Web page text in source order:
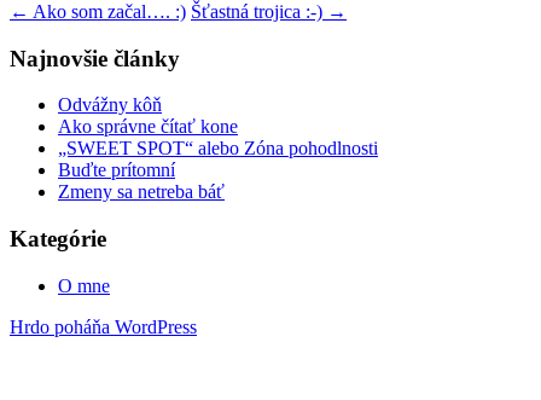
← Ako som začal…. :) Šťastná trojica :-) →
Najnovšie články
Odvážny kôň
Ako správne čítať kone
„SWEET SPOT“ alebo Zóna pohodlnosti
Buďte prítomní
Zmeny sa netreba báť
Kategórie
O mne
Hrdo poháňa WordPress